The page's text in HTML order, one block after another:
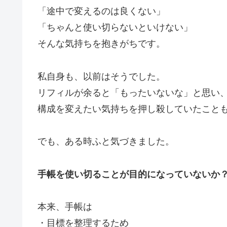
「途中で変えるのは良くない」
「ちゃんと使い切らないといけない」
そんな気持ちを抱きがちです。
私自身も、以前はそうでした。
リフィルが余ると「もったいないな」と思い、
構成を変えたい気持ちを押し殺していたこと
でも、ある時ふと気づきました。
手帳を使い切ることが目的になっていないか？
本来、手帳は
・目標を整理するため